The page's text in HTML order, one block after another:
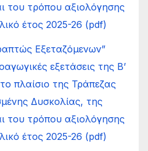
του τρόπου αξιολόγησης
έτος 2025-26 (pdf)
Εξεταζόμενων”
εξετάσεις της Β’
πλαίσιο της Τράπεζας
Δυσκολίας, της
του τρόπου αξιολόγησης
έτος 2025-26 (pdf)